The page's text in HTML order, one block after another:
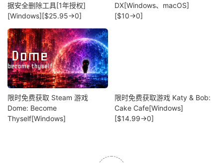
据安全删除工具[1年授权]
[Windows][$25.95→0]
DX[Windows、macOS]
[$10→0]
限时免费获取 Steam 游戏
Dome: Become
Thyself[Windows]
限时免费获取游戏 Katy & Bob:
Cake Cafe[Windows]
[$14.99→0]